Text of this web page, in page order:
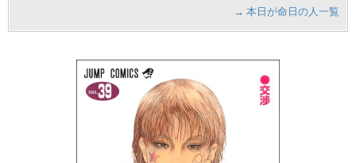
→ 本日が命日の人一覧